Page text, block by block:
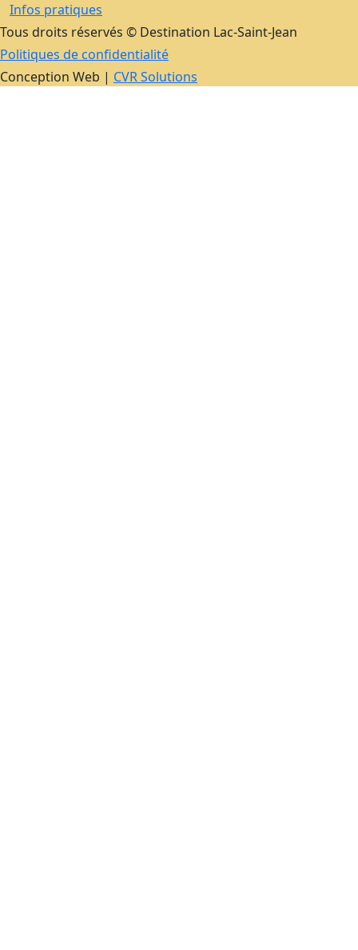
Infos pratiques
Tous droits réservés © Destination Lac-Saint-Jean
Politiques de confidentialité
Conception Web | CVR Solutions